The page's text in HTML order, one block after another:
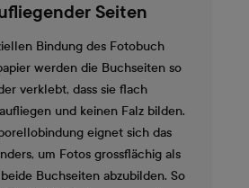
Seiten
Bindung des Fotobuch
werden die Buchseiten so
verklebt, dass sie flach
und keinen Falz bilden.
eignet sich das
um Fotos grossflächig als
Buchseiten abzubilden. So